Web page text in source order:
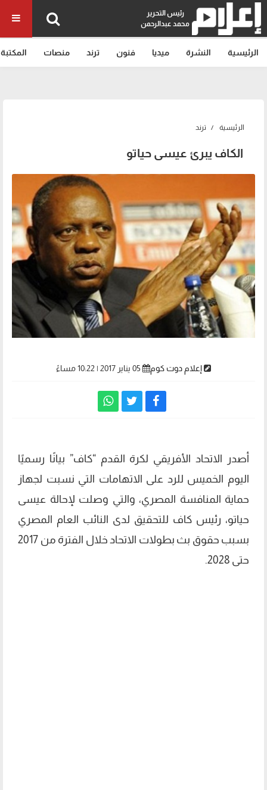
رئيس التحرير
محمد عبدالرحمن
الرئيسية النشرة ميديا فنون ترند منصات المكتبة
الرئيسية ترند
الكاف يبرئ عيسى حياتو
إعلام دوت كوم
أصدر الاتحاد الأفريقي لكرة القدم “كاف” بيانًا رسميًا
اليوم الخميس للرد على الاتهامات التي نسبت لجهاز
حماية المنافسة المصري، والتي وصلت لإحالة عيسى
حياتو، رئيس كاف للتحقيق لدى النائب العام المصري
بسبب حقوق بث بطولات الاتحاد خلال الفترة من 2017
حتى 2028.